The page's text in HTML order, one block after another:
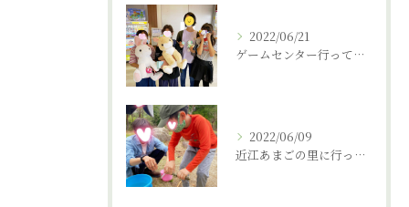
2022/06/21
ゲームセンター行ってきました。｜守山市の放課後デイサービス
2022/06/09
近江あまごの里に行ってまいりました。｜守山市の放課後デイサービス